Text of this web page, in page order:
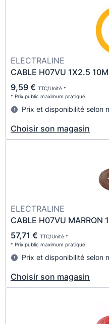
ELECTRALINE
CABLE H07VU 1X2.5
9,59 € TTC/Unité *
* Prix public maximum pratiqué
Prix et disponibilité selon
Choisir son magasin
ELECTRALINE
CABLE H07VU MARRON
57,71 € TTC/Unité *
* Prix public maximum pratiqué
Prix et disponibilité selon
Choisir son magasin